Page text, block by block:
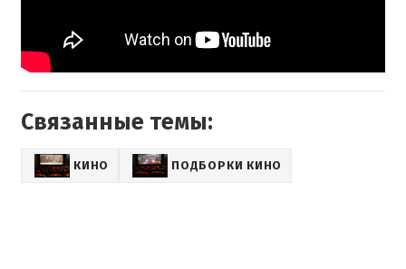
Связанные темы:
КИНО ПОДБОРКИ КИНО